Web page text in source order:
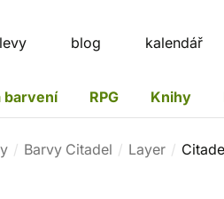
blog kalendář
barvení RPG Knihy
Barvy Citadel Layer